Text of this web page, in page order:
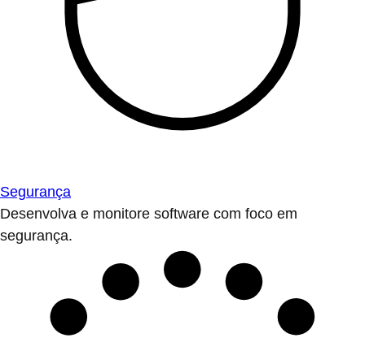
Segurança
Desenvolva e monitore software com foco em
segurança.